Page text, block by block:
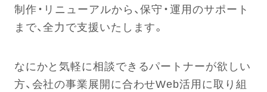
制作・リニューアルから、保守・運用のサポート
まで、全力で支援いたします。
なにかと気軽に相談できるパートナーが欲しい
方、会社の事業展開に合わせWeb活用に取り組